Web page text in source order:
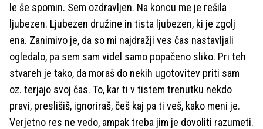
le še spomin. Sem ozdravljen. Na koncu me je rešila
ljubezen. Ljubezen družine in tista ljubezen, ki je zgolj
ena. Zanimivo je, da so mi najdražji ves čas nastavljali
ogledalo, pa sem sam videl samo popačeno sliko. Pri teh
stvareh je tako, da moraš do nekih ugotovitev priti sam
oz. terjajo svoj čas. To, kar ti v tistem trenutku nekdo
pravi, preslišiš, ignoriraš, češ kaj pa ti veš, kako meni je.
Verjetno res ne vedo, ampak treba jim je dovoliti razumeti.